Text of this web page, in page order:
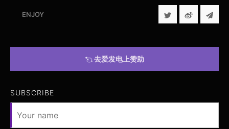
ENJOY
去爱发电上赞助
SUBSCRIBE